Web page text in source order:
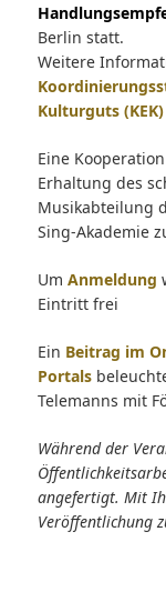
Berlin statt.
Weitere
Kulturguts (KEK)
Eine
Erhaltung des
Musikabteilung
Sing-Akademie
Um Anmeldung
Eintritt frei
Ein Beitrag im
Portals
Telemanns mit
Während der
angefertigt. Mit
Veröffentlichung